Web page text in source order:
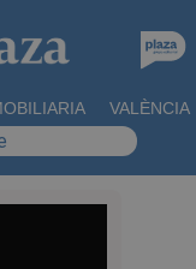
VALÈNCIA